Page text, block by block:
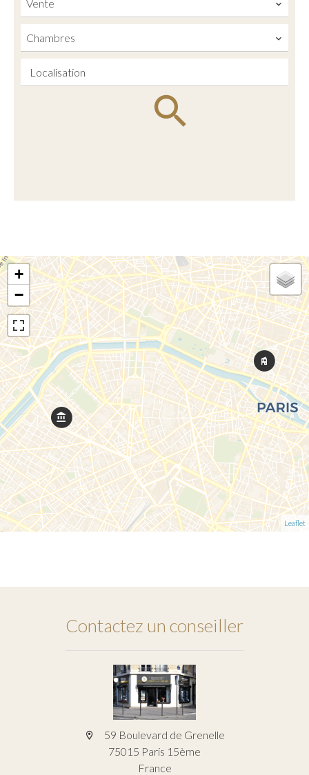
Vente
Chambres
Localisation
+
−
Leaflet
Contactez un conseiller
59 Boulevard de Grenelle
75015 Paris 15ème
France